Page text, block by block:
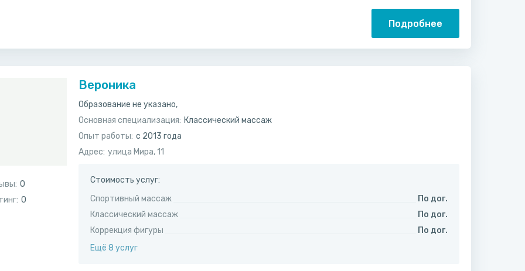
Подробнее
0
0
Вероника
Образование не указано,
Основная специализация: Классический массаж
Опыт работы: с 2013 года
Адрес: улица Мира, 11
Стоимость услуг:
Спортивный массаж
По дог.
Классический массаж
По дог.
Коррекция фигуры
По дог.
Ещё 8 услуг